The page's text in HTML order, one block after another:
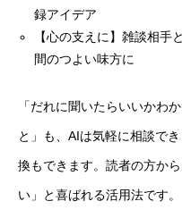
録アイデア
【心の支えに】雑談相手
間のつよい味方に
「だれに聞いたらいいかわ
と」も、AIは気軽に相談で
換もできます。読者の方か
い」と喜ばれる活用法です。